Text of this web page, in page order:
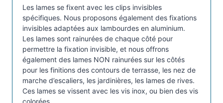
n
d
e
l
a
m
e
c
Les lames se fixent avec les clips invisibles
spécifiques. Nous proposons également des fixations
invisibles adaptées aux lambourdes en aluminium.
Les lames sont rainurées de chaque côté pour
permettre la fixation invisible, et nous offrons
également des lames NON rainurées sur les côtés
pour les finitions des contours de terrasse, les nez de
marche d’escaliers, les jardinières, les lames de rives.
Ces lames se vissent avec les vis inox, ou bien des vis